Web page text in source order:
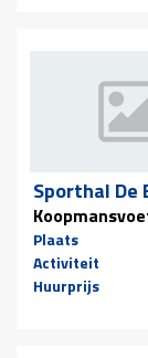
Sporthal De
Plaats
Activiteit
Huurprijs